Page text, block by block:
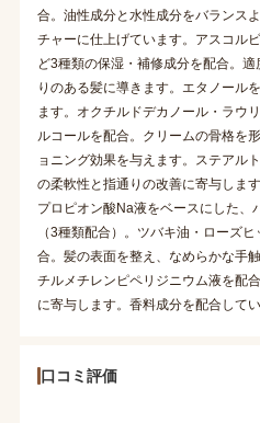
合。油性成分と水性成分をバランス
チャーに仕上げています。アスコル
ど3種類の保湿・補修成分を配合。
りのある髪に導きます。エタノール
ます。オクチルドデカノール・ラウ
ルコールを配合。クリームの骨格を
ョニング効果を与えます。ステアル
の柔軟性と指通りの改善に寄与しま
プロピオン酸Na液をベースにした、
（3種類配合）。ツバキ油・ローズ
合。髪の表面を整え、なめらかな手
チルメチレンピペリジニウム液を配
に寄与します。香料成分を配合してい
口コミ評価